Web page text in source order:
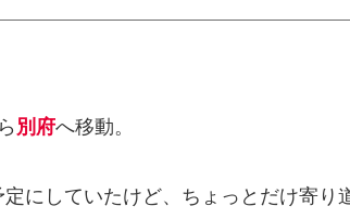
別府へ移動。
にしていたけど、ちょっとだけ寄り